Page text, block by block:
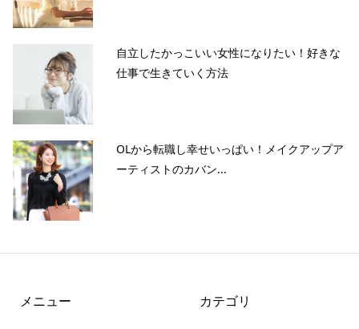
自立したかっこいい女性になりたい！好きな
仕事で生きていく方法
OLから転職し幸せいっぱい！メイクアップア
ーティストのカバン...
メニュー カテゴリ